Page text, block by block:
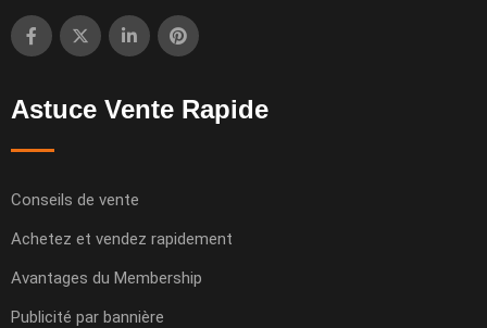
Astuce Vente Rapide
Conseils de vente
Achetez et vendez rapidement
Avantages du Membership
Publicité par bannière